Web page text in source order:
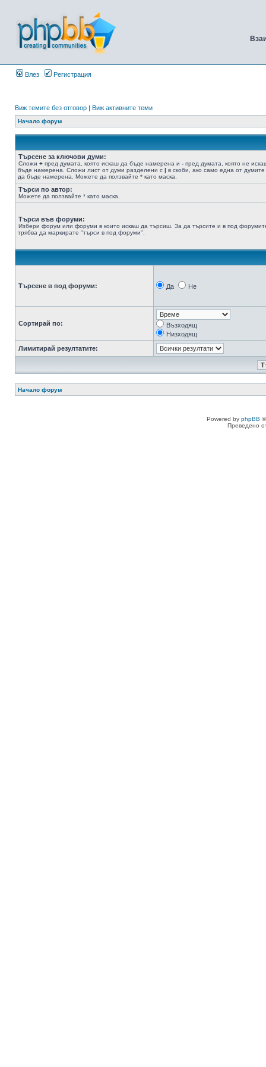
Влез Регистрация
Виж темите без отговор | Виж активните теми
Начало форум
Търсене за ключови думи:
Сложи + пред думата, която искаш да бъде намерена и - пред думата, която не
бъде намерена. Сложи лист от думи разделени с | в скоби, ако само една от думите
да бъде намерена. Можете да ползвайте * като маска.
Търси по автор:
Можете да ползвайте * като маска.
Търси във форуми:
Избери форум или форуми в които искаш да търсиш. За да търсите и в под
трябва да маркирате "търси в под форуми".
Търсене в под форуми: Да Не
Сортирай по:
Възходящ
Низходящ
Лимитирай резултатите:
Начало форум
Powered by phpBB
Преведено